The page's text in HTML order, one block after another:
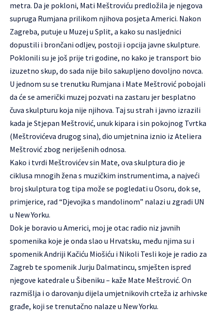
metra. Da je pokloni, Mati Meštroviću predložila je njegova
supruga Rumjana prilikom njihova posjeta Americi. Nakon
Zagreba, putuje u Muzej u Split, a kako su nasljednici
dopustili i brončani odljev, postoji i opcija javne skulpture.
Poklonili su je još prije tri godine, no kako je transport bio
izuzetno skup, do sada nije bilo sakupljeno dovoljno novca.
U jednom su se trenutku Rumjana i Mate Meštrović pobojali
da će se američki muzej pozvati na zastaru jer besplatno
čuva skulpturu koja nije njihova. Taj su strah i javno izrazili
kada je Stjepan Meštrović, unuk kipara i sin pokojnog Tvrtka
(Meštrovićeva drugog sina), dio umjetnina iznio iz Ateliera
Meštrović zbog neriješenih odnosa.
Kako i tvrdi Meštrovićev sin Mate, ova skulptura dio je
ciklusa mnogih žena s muzičkim instrumentima, a najveći
broj skulptura tog tipa može se pogledati u Osoru, dok se,
primjerice, rad “Djevojka s mandolinom” nalazi u zgradi UN
u New Yorku.
Dok je boravio u Americi, moj je otac radio niz javnih
spomenika koje je onda slao u Hrvatsku, među njima su i
spomenik Andriji Kačiću Miošiću i Nikoli Tesli koje je radio za
Zagreb te spomenik Jurju Dalmatincu, smješten ispred
njegove katedrale u Šibeniku – kaže Mate Meštrović. On
razmišlja i o darovanju dijela umjetnikovih crteža iz arhivske
građe, koji se trenutačno nalaze u New Yorku.